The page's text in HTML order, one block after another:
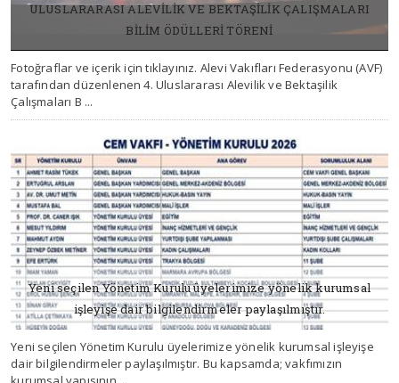
ULUSLARARASI ALEVİLİK VE BEKTAŞİLİK ÇALIŞMALARI
BİLİM ÖDÜLLERİ TÖRENİ
11 NISAN 2026, CUMARTESI
Fotoğraflar ve içerik için tıklayınız. Alevi Vakıfları Federasyonu (AVF)
tarafından düzenlenen 4. Uluslararası Alevilik ve Bektaşilik
Çalışmaları B ...
Yeni seçilen Yönetim Kurulu üyelerimize yönelik kurumsal
işleyişe dair bilgilendirmeler paylaşılmıştır.
11 NISAN 2026, CUMARTESI
Yeni seçilen Yönetim Kurulu üyelerimize yönelik kurumsal işleyişe
dair bilgilendirmeler paylaşılmıştır. Bu kapsamda; vakfımızın